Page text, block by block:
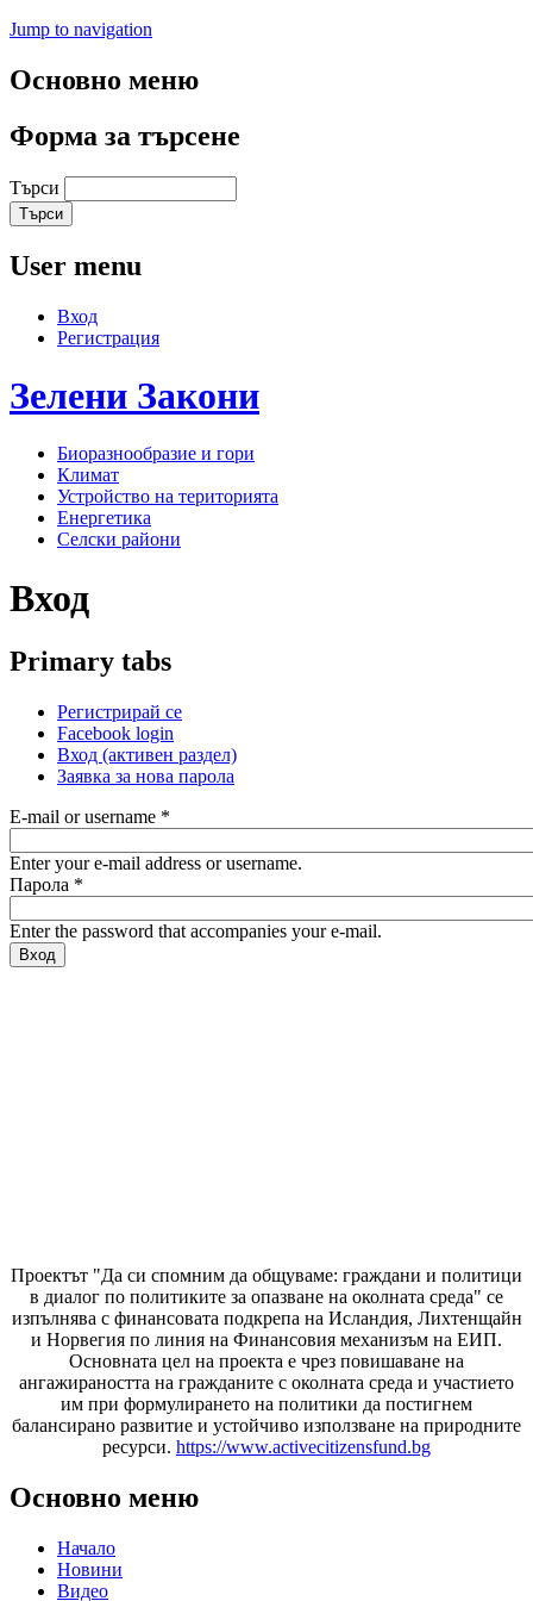
Jump to navigation
Основно меню
Форма за търсене
Търси
User menu
Вход
Регистрация
Зелени Закони
Биоразнообразие и гори
Климат
Устройство на територията
Енергетика
Селски райони
Вход
Primary tabs
Регистрирай се
Facebook login
Вход (активен раздел)
Заявка за нова парола
E-mail or username *
Enter your e-mail address or username.
Парола *
Enter the password that accompanies your e-mail.
Проектът "Да си спомним да общуваме: граждани и политици
в диалог по политиките за опазване на околната среда" се
изпълнява с финансовата подкрепа на Исландия, Лихтенщайн
и Норвегия по линия на Финансовия механизъм на ЕИП.
Основната цел на проекта е чрез повишаване на
ангажираността на гражданите с околната среда и участието
им при формулирането на политики да постигнем
балансирано развитие и устойчиво използване на природните
ресурси. https://www.activecitizensfund.bg
Основно меню
Начало
Новини
Видео